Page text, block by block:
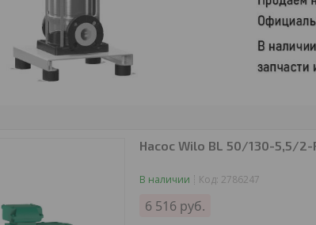
Насос Wilo BL 50/130-5,5/2-
В наличии Код: 2786247
6 516 руб.